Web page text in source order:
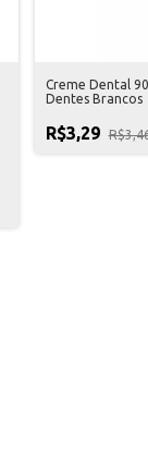
Creme Dental
Dentes Brancos
R$3,29